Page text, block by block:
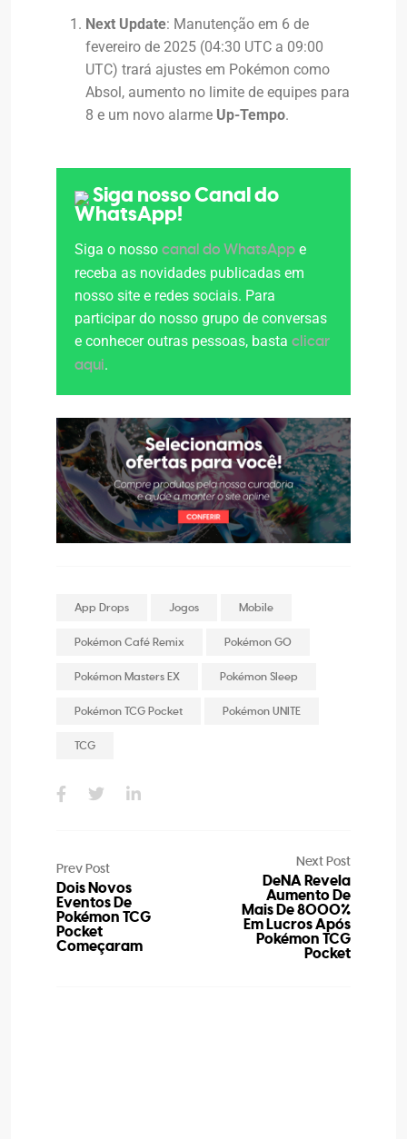
Next Update: Manutenção em 6 de
fevereiro de 2025 (04:30 UTC a 09:00
UTC) trará ajustes em Pokémon como
Absol, aumento no limite de equipes para
8 e um novo alarme Up-Tempo.
Siga nosso Canal do
WhatsApp!
Siga o nosso canal do WhatsApp e
receba as novidades publicadas em
nosso site e redes sociais. Para
participar do nosso grupo de conversas
e conhecer outras pessoas, basta clicar
aqui.
App Drops Jogos Mobile
Pokémon Café Remix Pokémon GO
Pokémon Masters EX Pokémon Sleep
Pokémon TCG Pocket Pokémon UNITE
TCG
Prev Post
Dois Novos
Eventos De
Pokémon TCG
Pocket
Começaram
Next Post
DeNA Revela
Aumento De
Mais De 8000%
Em Lucros Após
Pokémon TCG
Pocket